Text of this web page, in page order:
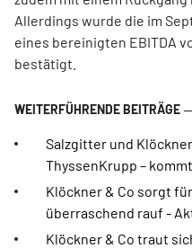
Allerdings wurde die im
eines bereinigten EBITDA
bestätigt.
Salzgitter und
ThyssenKrupp –
Klöckner & Co sorgt
überraschend rauf -
Klöckner & Co traut